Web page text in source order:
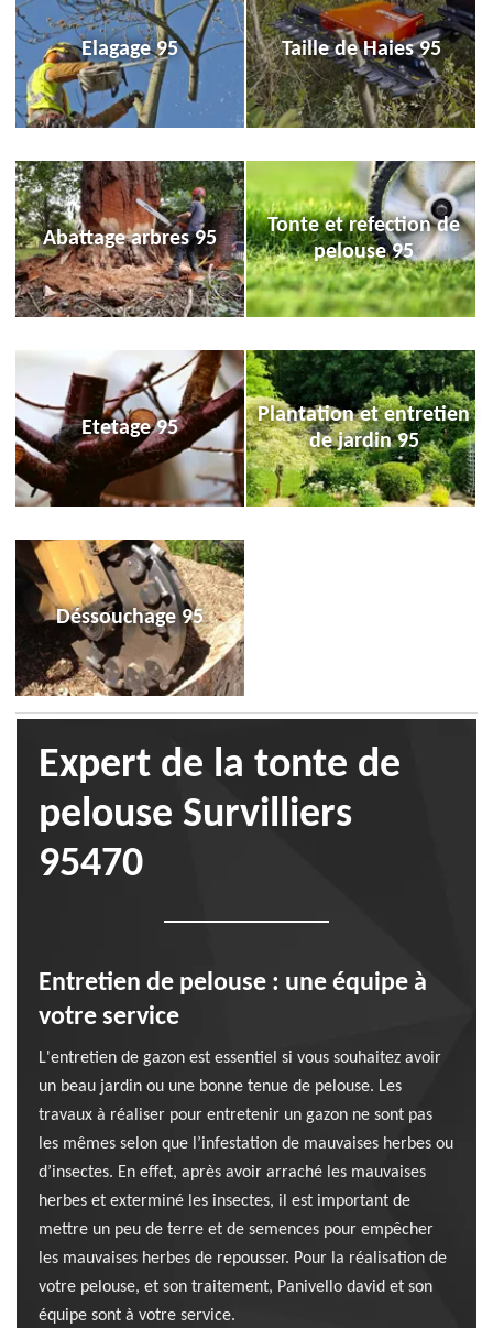
Elagage 95 Taille de Haies 95
Abattage arbres 95
Tonte et refection de
pelouse 95
Etetage 95
Plantation et entretien
de jardin 95
Déssouchage 95
Expert de la tonte de
pelouse Survilliers
95470
Entretien de pelouse : une équipe à
votre service
L'entretien de gazon est essentiel si vous souhaitez avoir
un beau jardin ou une bonne tenue de pelouse. Les
travaux à réaliser pour entretenir un gazon ne sont pas
les mêmes selon que l’infestation de mauvaises herbes ou
d’insectes. En effet, après avoir arraché les mauvaises
herbes et exterminé les insectes, il est important de
mettre un peu de terre et de semences pour empêcher
les mauvaises herbes de repousser. Pour la réalisation de
votre pelouse, et son traitement, Panivello david et son
équipe sont à votre service.